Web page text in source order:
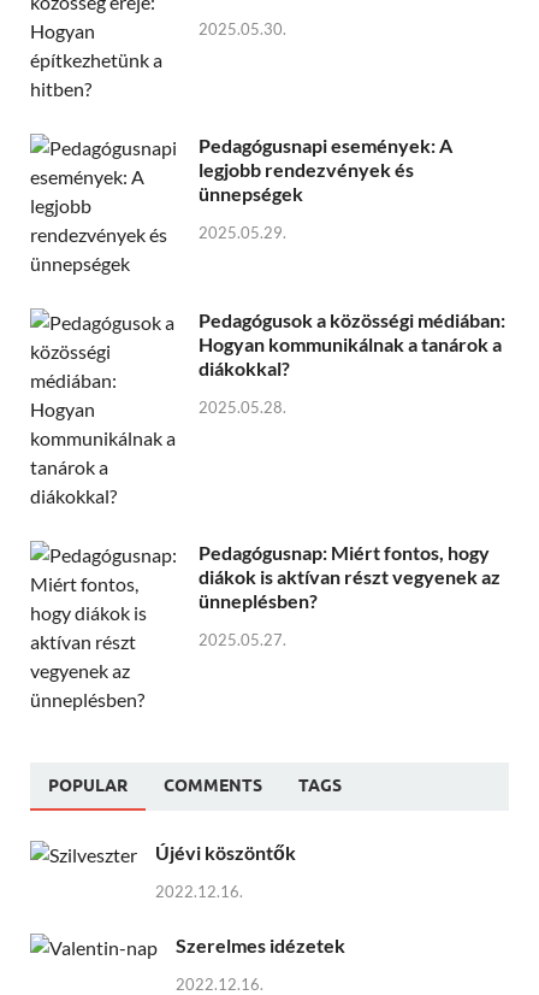
2025.05.30.
Pedagógusnapi események: A
legjobb rendezvények és
ünnepségek
2025.05.29.
Pedagógusok a közösségi médiában:
Hogyan kommunikálnak a tanárok a
diákokkal?
2025.05.28.
Pedagógusnap: Miért fontos, hogy
diákok is aktívan részt vegyenek az
ünneplésben?
2025.05.27.
POPULAR COMMENTS TAGS
Újévi köszöntők
2022.12.16.
Szerelmes idézetek
2022.12.16.